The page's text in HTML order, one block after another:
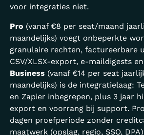
voor integraties niet.
Pro (vanaf €8 per seat/maand
maandelijks) voegt onbeperkte
granulaire rechten, factureerbare
CSV/XLSX-export, e-maildigests
Business (vanaf €14 per seat
maandelijks) is de integratielaag:
en Zapier inbegrepen, plus 3 jaar
export en voorrang bij support.
dagen proefperiode zonder
maatwerk (opslag, regio, SSO,